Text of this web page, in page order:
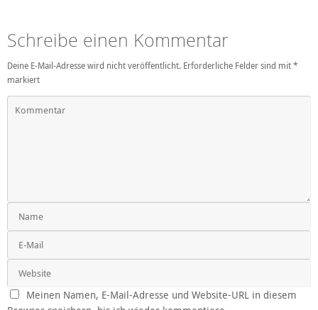
Schreibe einen Kommentar
Deine E-Mail-Adresse wird nicht veröffentlicht. Erforderliche Felder sind mit*
markiert
Meinen Namen, E-Mail-Adresse und Website-URL in diesem